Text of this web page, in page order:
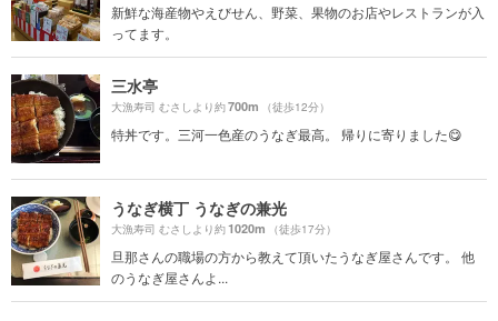
新鮮な海産物やえびせん、野菜、果物のお店やレストランが入
ってます。
三水亭
大漁寿司 むさしより約700m （徒歩12分）
特丼です。三河一色産のうなぎ最高。 帰りに寄りました😋
うなぎ横丁 うなぎの兼光
大漁寿司 むさしより約1020m （徒歩17分）
旦那さんの職場の方から教えて頂いたうなぎ屋さんです。 他
のうなぎ屋さんよ...